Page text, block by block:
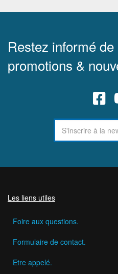
Restez informé
promotions &
Les liens utiles
Foire aux questions.
Formulaire de contact.
Etre appelé.